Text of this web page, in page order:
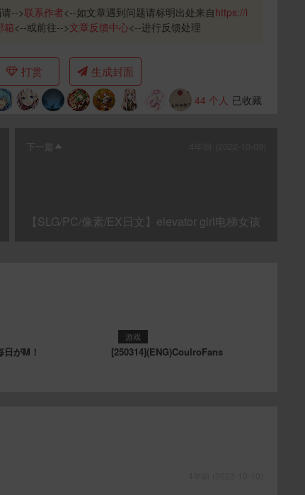
-->联系作者<--如文章遇到问题请标明出处来自https://i
箱<--或前往-->文章反馈中心<--进行反馈处理
打赏 生成封面
44 个人 已收藏
下一篇
【SLG/PC/像素/EX日文】elevator girl电梯女孩
がM！
游戏
[250314](ENG)CoulroFans